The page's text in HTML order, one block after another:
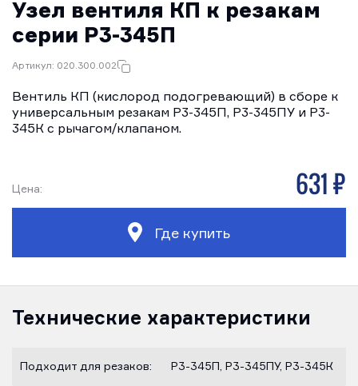
Узел вентиля КП к резакам
серии Р3-345П
Артикул: 020.300.002
Вентиль КП (кислород подогревающий) в сборе к
универсальным резакам Р3-345П, Р3-345ПУ и Р3-
345К с рычагом/клапаном.
Цена: 631 р
Где купить
Технические характеристики
Подходит для резаков: Р3-345П, Р3-345ПУ, Р3-345К